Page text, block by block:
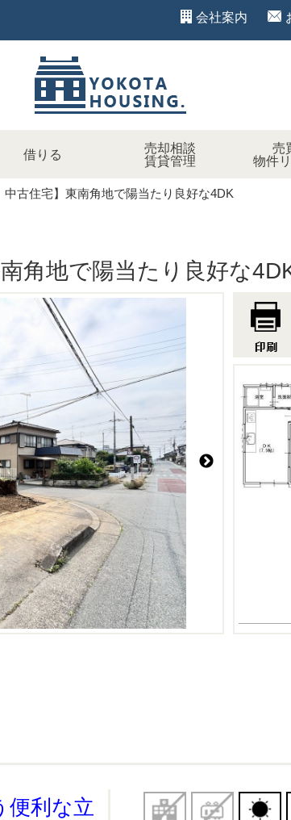
会社案内
借りる
売却相談
賃貸管理
売
物件
古住宅】東南角地で陽当たり良好な4DK
角地で陽当たり良好な
便利な立